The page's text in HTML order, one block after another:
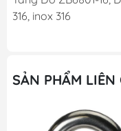
316, inox 316
SẢN PHẨM LIÊN